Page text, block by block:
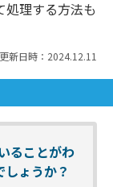
処理する方法も
新日時：2024.12.11
ることがわ
ょうか？